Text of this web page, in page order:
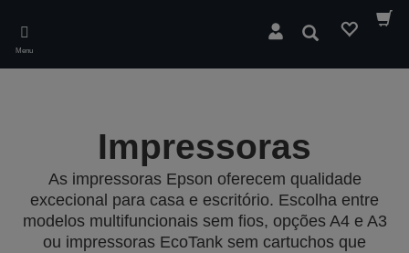
main
content
Menu
Pesquisar
Impressoras
As impressoras Epson oferecem qualidade
excecional para casa e escritório. Escolha entre
modelos multifuncionais sem fios, opções A4 e A3
ou impressoras EcoTank sem cartuchos que